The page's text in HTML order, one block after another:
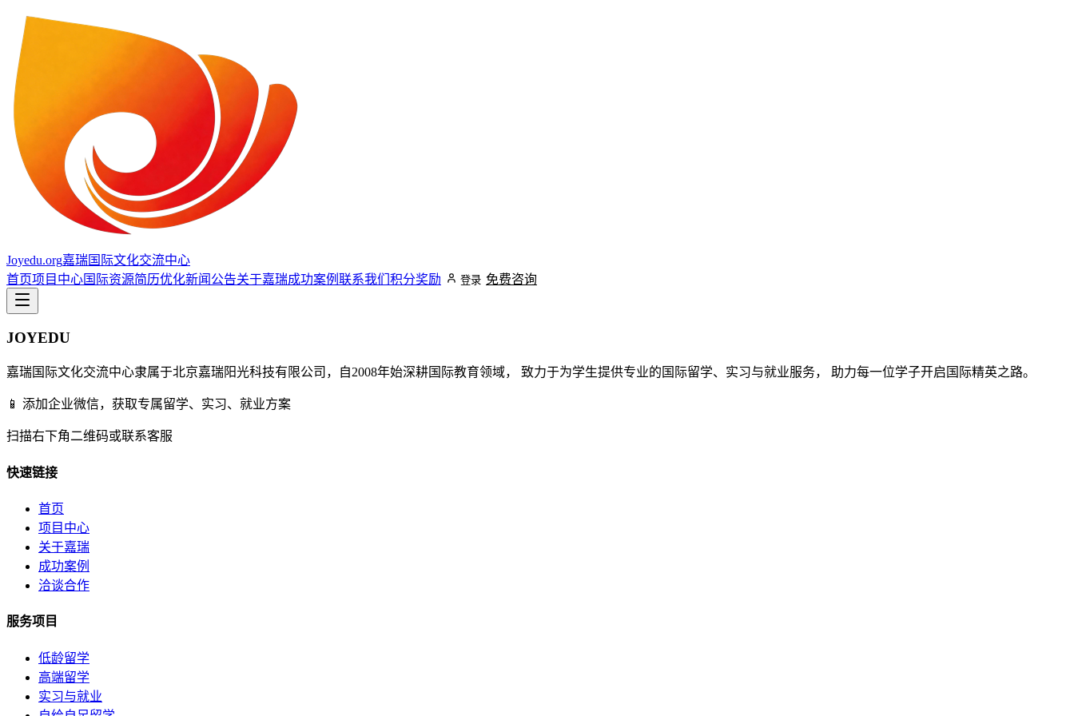
Joyedu.org嘉瑞国际文化交流中心
首页项目中心国际资源简历优化新闻公告关于嘉瑞成功案例 联系我们 积分奖励 登录 免费咨询
JOYEDU
嘉瑞国际文化交流中心隶属于北京嘉瑞阳光科技有限公司，自2008年始深耕国际教育领域， 致力于为学生提供专业的国际留学、实习与就业服务， 助力每一位学子开启国际精英之路。
📱 添加企业微信，获取专属留学、实习、就业方案
扫描右下角二维码或联系客服
快速链接
首页
项目中心
关于嘉瑞
成功案例
洽谈合作
服务项目
低龄留学
高端留学
实习与就业